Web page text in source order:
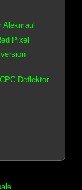
Alekmaul
Pixel
Deflektor